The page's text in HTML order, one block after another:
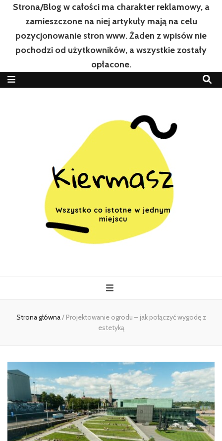
Strona/Blog w całości ma charakter reklamowy, a
zamieszczone na niej artykuły mają na celu
pozycjonowanie stron www. Żaden z wpisów nie
pochodzi od użytkowników, a wszystkie zostały
opłacone.
Strona główna/ Projektowanie ogrodu – jak połączyć wygodę z
estetyką